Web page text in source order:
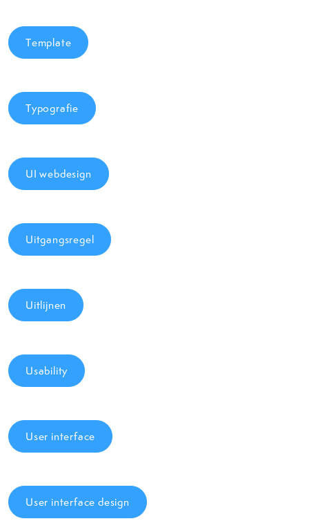
Template
Typografie
UI webdesign
Uitgangsregel
Uitlijnen
Usability
User interface
User interface design